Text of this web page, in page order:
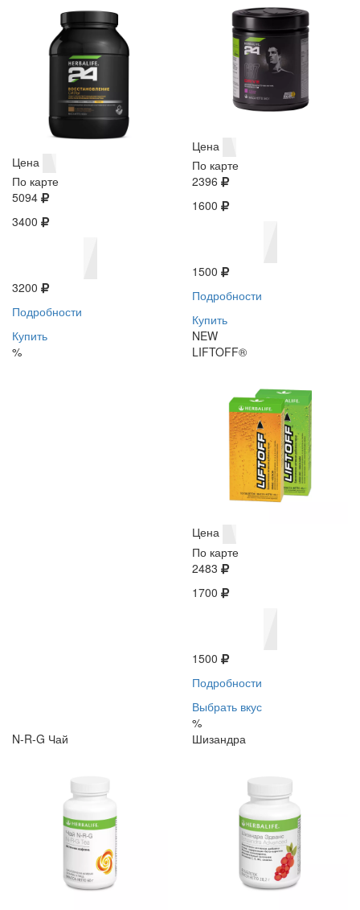
Цена
По карте
5094
3400
3200
Подробности
Купить
%
Цена
По карте
2396
1600
1500
Подробности
Купить
NEW
LIFTOFF®
Цена
По карте
2483
1700
1500
Подробности
Выбрать вкус
%
N-R-G Чай
Шизандра